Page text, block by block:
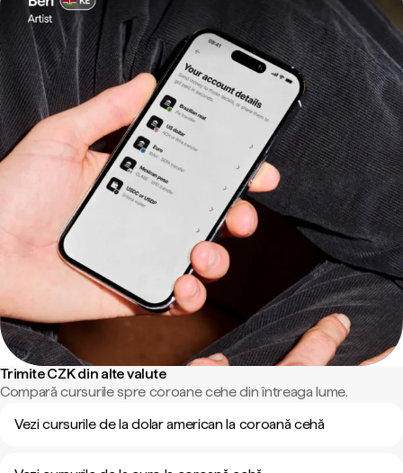
Trimite CZK din alte valute
Compară cursurile spre coroane cehe din întreaga lume.
Vezi cursurile de la dolar american la coroană cehă